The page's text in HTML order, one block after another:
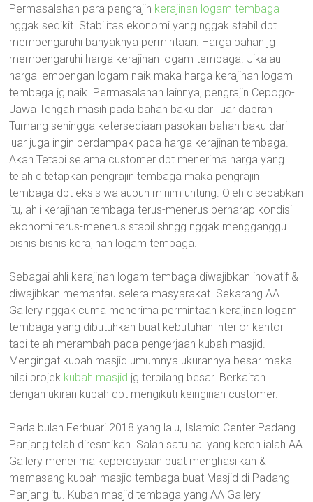
Permasalahan para pengrajin kerajinan logam tembaga
nggak sedikit. Stabilitas ekonomi yang nggak stabil dpt
mempengaruhi banyaknya permintaan. Harga bahan jg
mempengaruhi harga kerajinan logam tembaga. Jikalau
harga lempengan logam naik maka harga kerajinan logam
tembaga jg naik. Permasalahan lainnya, pengrajin Cepogo-
Jawa Tengah masih pada bahan baku dari luar daerah
Tumang sehingga ketersediaan pasokan bahan baku dari
luar juga ingin berdampak pada harga kerajinan tembaga.
Akan Tetapi selama customer dpt menerima harga yang
telah ditetapkan pengrajin tembaga maka pengrajin
tembaga dpt eksis walaupun minim untung. Oleh disebabkan
itu, ahli kerajinan tembaga terus-menerus berharap kondisi
ekonomi terus-menerus stabil shngg nggak mengganggu
bisnis bisnis kerajinan logam tembaga.
Sebagai ahli kerajinan logam tembaga diwajibkan inovatif &
diwajibkan memantau selera masyarakat. Sekarang AA
Gallery nggak cuma menerima permintaan kerajinan logam
tembaga yang dibutuhkan buat kebutuhan interior kantor
tapi telah merambah pada pengerjaan kubah masjid.
Mengingat kubah masjid umumnya ukurannya besar maka
nilai projek kubah masjid jg terbilang besar. Berkaitan
dengan ukiran kubah dpt mengikuti keinginan customer.
Pada bulan Ferbuari 2018 yang lalu, Islamic Center Padang
Panjang telah diresmikan. Salah satu hal yang keren ialah AA
Gallery menerima kepercayaan buat menghasilkan &
memasang kubah masjid tembaga buat Masjid di Padang
Panjang itu. Kubah masjid tembaga yang AA Gallery